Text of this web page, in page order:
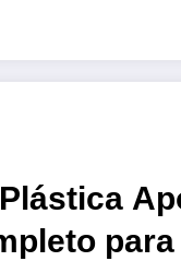
para